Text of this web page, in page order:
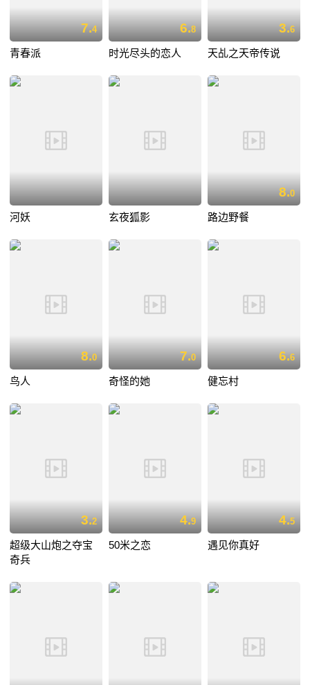
7.4
青春派
6.8
时光尽头的恋人
3.6
天乩之天帝传说
河妖 玄夜狐影
8.0
路边野餐
8.0
鸟人
7.0
奇怪的她
6.6
健忘村
3.2
超级大山炮之夺宝
奇兵
4.9
50米之恋
4.5
遇见你真好